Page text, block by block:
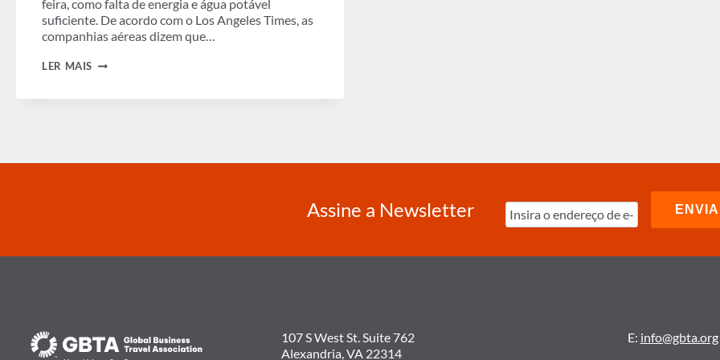
feira, como falta de energia e água potável
suficiente. De acordo com o Los Angeles Times, as
companhias aéreas dizem que…
LER MAIS SEMANA
Assine a Newsletter
107 S West St. Suite 762
Alexandria, VA 22314
E: info@gbta.org